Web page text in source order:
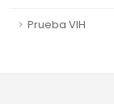
Prueba VIH